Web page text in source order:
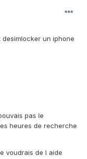
un iphone
pas le
heures de recherche
voudrais de l aide